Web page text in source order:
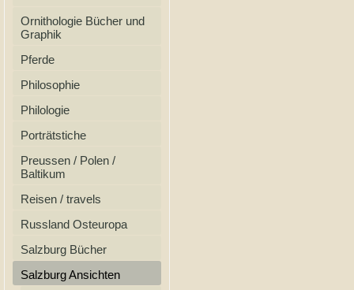
Ornithologie Bücher und
Graphik
Pferde
Philosophie
Philologie
Porträtstiche
Preussen / Polen /
Baltikum
Reisen / travels
Russland Osteuropa
Salzburg Bücher
Salzburg Ansichten